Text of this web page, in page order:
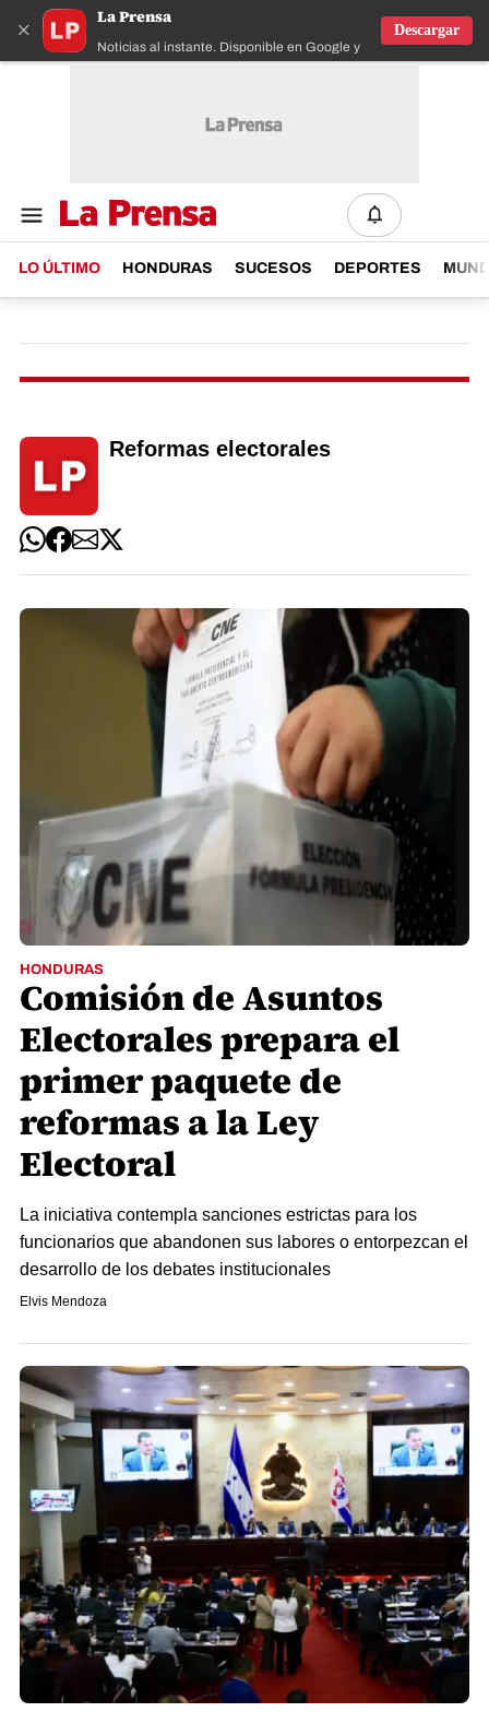
×
La Prensa
Noticias al instante. Disponible en Google y IOS
Descargar
LO ÚLTIMO HONDURAS SUCESOS DEPORTES
Reformas electorales
HONDURAS
Comisión de Asuntos
Electorales prepara el
primer paquete de
reformas a la Ley
Electoral
​La iniciativa contempla sanciones estrictas para los
funcionarios que abandonen sus labores o entorpezcan el
desarrollo de los debates institucionales
Elvis Mendoza